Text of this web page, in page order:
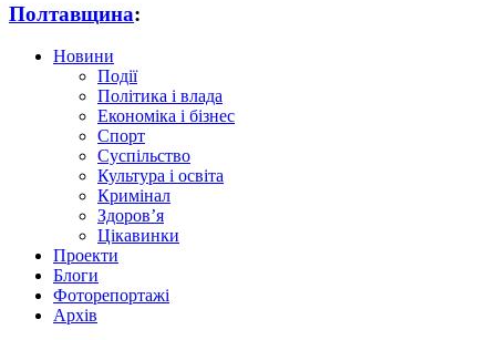
Полтавщина:
Новини
Події
Політика і влада
Економіка і бізнес
Спорт
Суспільство
Культура і освіта
Кримінал
Здоров’я
Цікавинки
Проекти
Блоги
Фоторепортажі
Архів